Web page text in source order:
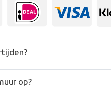
op?